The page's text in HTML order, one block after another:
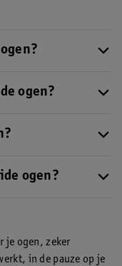
als je achter de
ogen?
meer over de
boekt leest. Neem
ogen?
naar de opticien
je ogen, zeker
in de pauze op je